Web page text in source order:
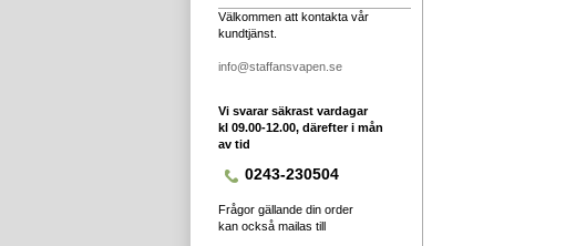
Välkommen att kontakta vår
kundtjänst.
info@staffansvapen.se
Vi svarar säkrast vardagar
kl 09.00-12.00, därefter i mån
av tid
0243-230504
Frågor gällande din order
kan också mailas till